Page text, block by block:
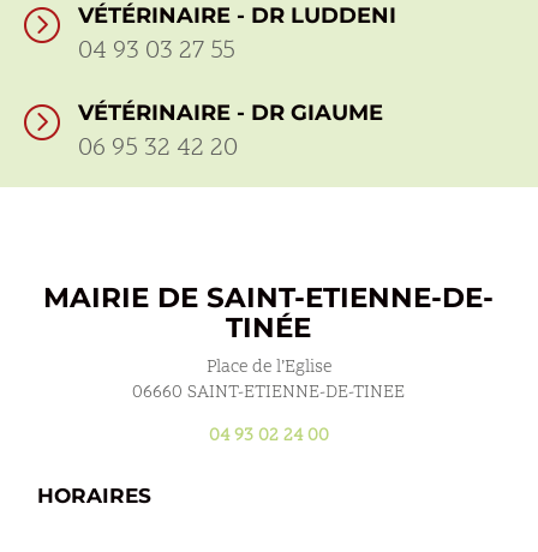
= VÉTÉRINAIRE - DR LUDDENI
04 93 03 27 55
= VÉTÉRINAIRE - DR GIAUME
06 95 32 42 20
MAIRIE DE SAINT-ETIENNE-DE-
TINÉE
Place de l’Eglise
06660 SAINT-ETIENNE-DE-TINEE
04 93 02 24 00
HORAIRES